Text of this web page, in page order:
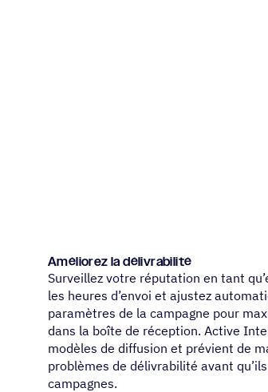
Amélio­rez la délivrabilité
Surveillez votre réputation en tant
les heures d’envoi et ajustez
paramètres de la campagne pour
dans la boîte de réception. Active
modèles de diffusion et prévient de
problèmes de délivrabilité avant
campagnes.